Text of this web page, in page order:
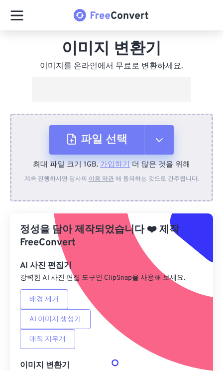
이미지 변환기
이미지를 온라인에서 무료로 변환하세요.
파일 선택
장치에서
Google 드라이브에서
OneDrive에서
URL에서
최대 파일 크기 1GB. 가입하기 더 많은 것을 위해
계속 진행하시면 당사의 이용 약관에 동의하는 것으로 간주됩니다.
정성을 담아 제작되었습니다❤️제작
FreeConvert
AI 사진 편집기
강력한 AI 사진 편집 도구인 ClipSnap을 사용해 보세요.
배경 제거
AI 이미지 생성기
매직 지우개
이미지 변환기